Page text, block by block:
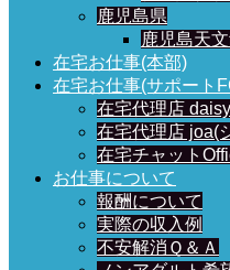
鹿児島県
鹿児島天
在宅お仕事(本部)
在宅お仕事(サポート
在宅代理店
在宅代理店 joa(
在宅チャット
お仕事について
報酬について
実際の収入例
不安解消Ｑ＆Ａ